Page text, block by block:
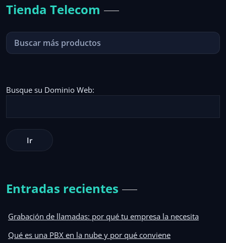
Tienda Telecom
Busque su Dominio Web:
Entradas recientes
Grabación de llamadas: por qué tu empresa la necesita
Qué es una PBX en la nube y por qué conviene